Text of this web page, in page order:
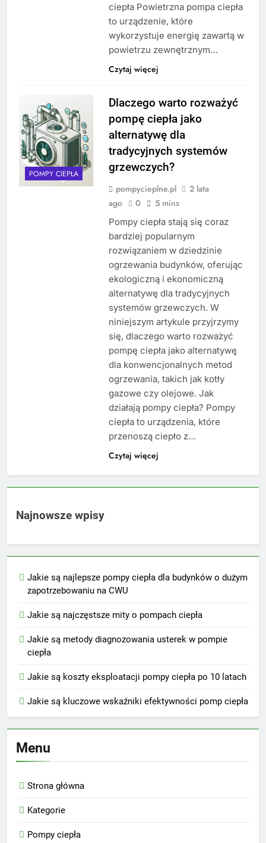
ciepła Powietrzna pompa ciepła
to urządzenie, które
wykorzystuje energię zawartą w
powietrzu zewnętrznym…
Czytaj więcej
POMPY CIEPŁA
Dlaczego warto rozważyć
pompę ciepła jako
alternatywę dla
tradycyjnych systemów
grzewczych?
pompycieplne.pl
2 lata
ago
0 5 mins
Pompy ciepła stają się coraz
bardziej popularnym
rozwiązaniem w dziedzinie
ogrzewania budynków, oferując
ekologiczną i ekonomiczną
alternatywę dla tradycyjnych
systemów grzewczych. W
niniejszym artykule przyjrzymy
się, dlaczego warto rozważyć
pompę ciepła jako alternatywę
dla konwencjonalnych metod
ogrzewania, takich jak kotły
gazowe czy olejowe. Jak
działają pompy ciepła? Pompy
ciepła to urządzenia, które
przenoszą ciepło z…
Czytaj więcej
Najnowsze wpisy
Jakie są najlepsze pompy ciepła dla budynków o dużym
zapotrzebowaniu na CWU
Jakie są najczęstsze mity o pompach ciepła
Jakie są metody diagnozowania usterek w pompie
ciepła
Jakie są koszty eksploatacji pompy ciepła po 10 latach
Jakie są kluczowe wskaźniki efektywności pomp ciepła
Menu
Strona główna
Kategorie
Pompy ciepła